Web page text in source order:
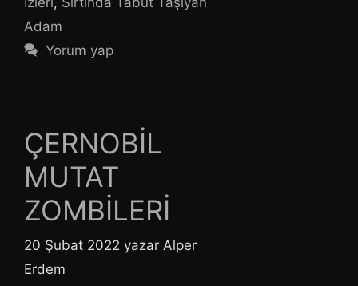
Adam
Yorum yap
ÇERNOBİL
MUTAT
ZOMBİLERİ
20 Şubat 2022 yazar Alper
Erdem